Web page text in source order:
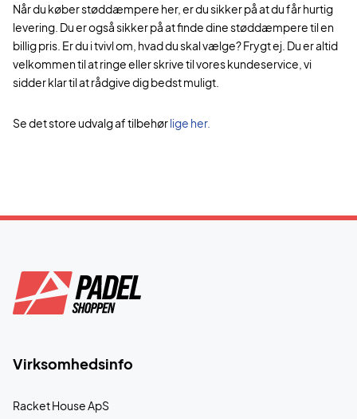
Når du køber støddæmpere her, er du sikker på at du får hurtig
levering. Du er også sikker på at finde dine støddæmpere til en
billig pris. Er du i tvivl om, hvad du skal vælge? Frygt ej. Du er altid
velkommen til at ringe eller skrive til vores kundeservice, vi
sidder klar til at rådgive dig bedst muligt.
Se det store udvalg af tilbehørlige her.
Virksomhedsinfo
Racket House ApS